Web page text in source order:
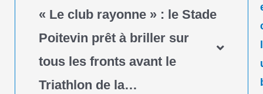
« Le club rayonne » : le Stade
Poitevin prêt à briller sur
tous les fronts avant le
Triathlon de la…
l